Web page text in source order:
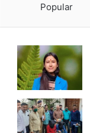
Popular